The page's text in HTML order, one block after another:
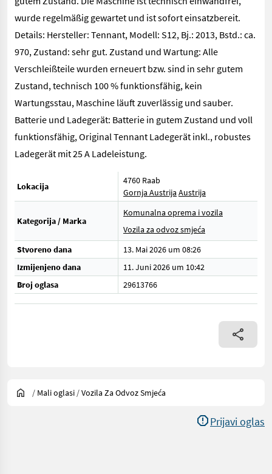
wurde regelmäßig gewartet und ist sofort einsatzbereit.
Details: Hersteller: Tennant, Modell: S12, Bj.: 2013, Bstd.: ca.
970, Zustand: sehr gut. Zustand und Wartung: Alle
Verschleißteile wurden erneuert bzw. sind in sehr gutem
Zustand, technisch 100 % funktionsfähig, kein
Wartungsstau, Maschine läuft zuverlässig und sauber.
Batterie und Ladegerät: Batterie in gutem Zustand und voll
funktionsfähig, Original Tennant Ladegerät inkl., robustes
Ladegerät mit 25 A Ladeleistung.
Lokacija
4760 Raab
Gornja Austrija Austrija
Kategorija / Marka
Komunalna oprema i vozila
Vozila za odvoz smjeća
Stvoreno dana
13. Mai 2026 um 08:26
Izmijenjeno dana
11. Juni 2026 um 10:42
Broj oglasa
29613766
/ Mali oglasi /Vozila Za Odvoz Smjeća
Prijavi oglas